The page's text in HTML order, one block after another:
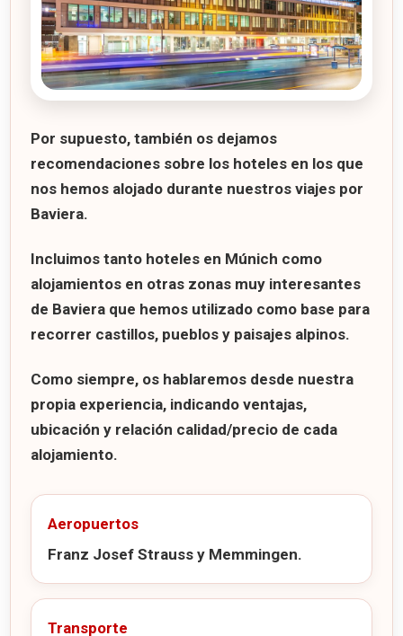
Por supuesto, también os dejamos
recomendaciones sobre los hoteles en los que
nos hemos alojado durante nuestros viajes por
Baviera.
Incluimos tanto hoteles en Múnich como
alojamientos en otras zonas muy interesantes
de Baviera que hemos utilizado como base para
recorrer castillos, pueblos y paisajes alpinos.
Como siempre, os hablaremos desde nuestra
propia experiencia, indicando ventajas,
ubicación y relación calidad/precio de cada
alojamiento.
Aeropuertos
Franz Josef Strauss y Memmingen.
Transporte